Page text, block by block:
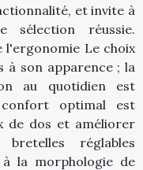
et invite à
sélection réussie.
Le choix
à son apparence ; la
au quotidien est
optimal est
de dos et améliorer
réglables
la morphologie de